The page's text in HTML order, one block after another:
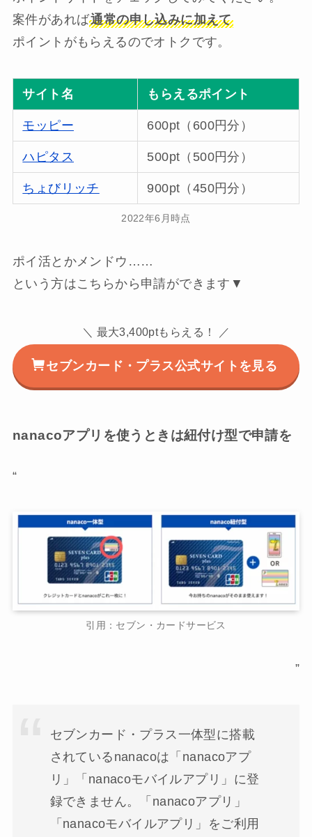
案件があれば通常の申し込みに加えて
ポイントがもらえるのでオトクです。
サイト名 もらえるポイント
モッピー 600pt（600円分）
ハピタス 500pt（500円分）
ちょびリッチ 900pt（450円分）
2022年6月時点
ポイ活とかメンドウ……
という方はこちらから申請ができます▼
＼ 最大3,400ptもらえる！ ／
セブンカード・プラス公式サイトを見る
nanacoアプリを使うときは紐付け型で申請を
“
引用：セブン・カードサービス
”
セブンカード・プラス一体型に搭載
されているnanacoは「nanacoアプ
リ」「nanacoモバイルアプリ」に登
録できません。「nanacoアプリ」
「nanacoモバイルアプリ」をご利用